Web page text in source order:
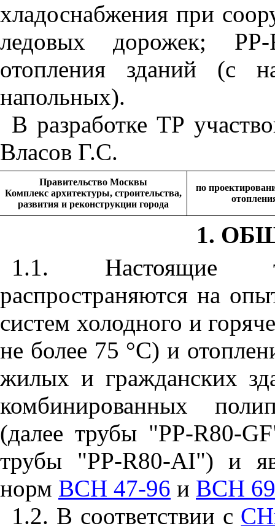
хладоснабжения при
ледовых дорожек; PP-
отопления зданий (с
напольных).
В разработке ТР
Власов Г.С.
Правительство Москвы
Комплекс архитектуры, строительства,
развития и реконструкции города
по
1.
1.1. Настоящие
распространяются на
систем холодного и
не более 75 °С) и
жилых и гражданских
комбинированных
(далее трубы "РР-R80-GF
трубы "PP-R80-AI") и
норм ВСН 47-96 и ВСН
1.2. В соответствии с